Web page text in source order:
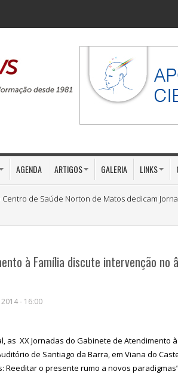
AGENDA ARTIGOS GALERIA LINKS
de Saúde Norton de Matos dedicam
à Família discute intervenção no
- 16:00
XX Jornadas do Gabinete de Atendimento à
de Santiago da Barra, em Viana do
Reeditar o presente rumo a novos